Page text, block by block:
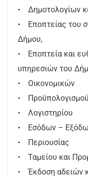
• Δημοτολογίων
• Εποπτείας του
Δήμου,
• Εποπτεία και
υπηρεσιών του
• Οικονομικών
• Προϋπολογισμού
• Λογιστηρίου
• Εσόδων –
• Περιουσίας
• Ταμείου και
• Έκδοση αδειών